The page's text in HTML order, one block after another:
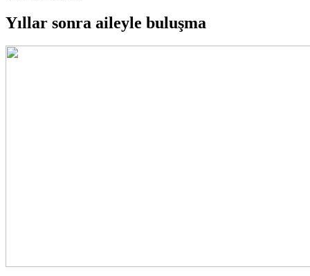
Yıllar sonra aileyle buluşma